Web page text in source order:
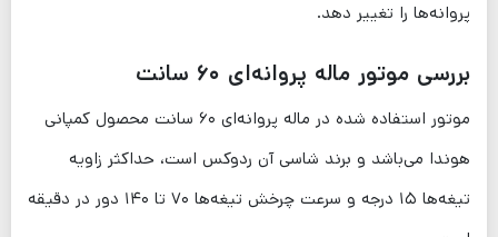
پروانه‌ها را تغییر دهد.
بررسی موتور ماله پروانه‌ای ۶۰ سانت
موتور استفاده شده در ماله پروانه‌ای ۶۰ سانت محصول کمپانی
هوندا می‌باشد و برند شاسی آن ردوکس است، حداکثر زاویه
تیغه‌ها ۱۵ درجه و سرعت چرخش تیغه‌ها ۷۰ تا ۱۴۰ دور در دقیقه